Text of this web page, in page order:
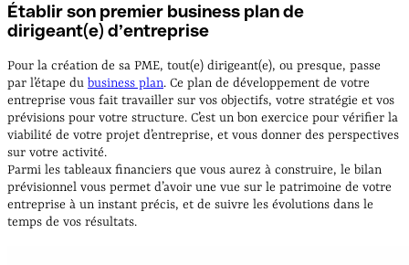
Établir son premier business plan de
dirigeant(e) d’entreprise
Pour la création de sa PME, tout(e) dirigeant(e), ou presque, passe
par l’étape du business plan. Ce plan de développement de votre
entreprise vous fait travailler sur vos objectifs, votre stratégie et vos
prévisions pour votre structure. C’est un bon exercice pour vérifier la
viabilité de votre projet d’entreprise, et vous donner des perspectives
sur votre activité.
Parmi les tableaux financiers que vous aurez à construire, le bilan
prévisionnel vous permet d’avoir une vue sur le patrimoine de votre
entreprise à un instant précis, et de suivre les évolutions dans le
temps de vos résultats.